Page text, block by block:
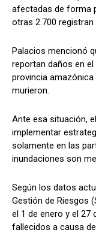
afectadas de forma
otras 2.700
Palacios mencionó
reportan daños en
provincia amazónica
murieron.
Ante esa situación,
implementar
solamente en las
inundaciones son
Según los datos
Gestión de Riesgos
el 1 de enero y el 27
fallecidos a causa